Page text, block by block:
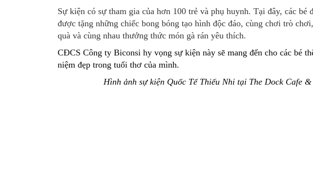
Sự kiện có sự tham gia của hơn 100 trẻ và phụ huynh. Tại đây, các
được tặng những chiếc bong bóng tạo hình độc đáo, cùng chơi trò
quà và cùng nhau thưởng thức món gà rán yêu thích.
CĐCS Công ty Biconsi hy vọng sự kiện này sẽ mang đến cho các bé
niệm đẹp trong tuổi thơ của mình.
Hình ảnh sự kiện Quốc Tế Thiếu Nhi tại The Dock Cafe